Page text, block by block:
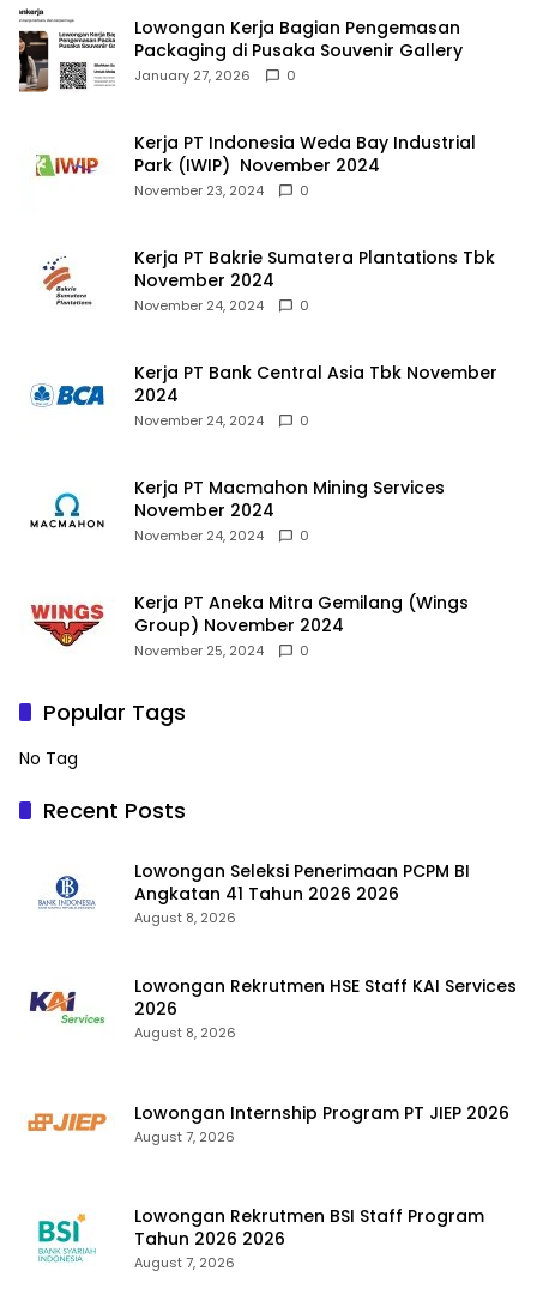
Lowongan Kerja Bagian Pengemasan
Packaging di Pusaka Souvenir Gallery
January 27, 2026 0
Kerja PT Indonesia Weda Bay Industrial
Park (IWIP) November 2024
November 23, 2024 0
Kerja PT Bakrie Sumatera Plantations Tbk
November 2024
November 24, 2024 0
Kerja PT Bank Central Asia Tbk November
2024
November 24, 2024 0
Kerja PT Macmahon Mining Services
November 2024
November 24, 2024 0
Kerja PT Aneka Mitra Gemilang (Wings
Group) November 2024
November 25, 2024 0
Popular Tags
No Tag
Recent Posts
Lowongan Seleksi Penerimaan PCPM BI
Angkatan 41 Tahun 2026 2026
August 8, 2026
Lowongan Rekrutmen HSE Staff KAI Services
2026
August 8, 2026
Lowongan Internship Program PT JIEP 2026
August 7, 2026
Lowongan Rekrutmen BSI Staff Program
Tahun 2026 2026
August 7, 2026